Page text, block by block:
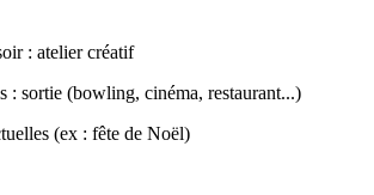
: atelier créatif
: sortie (bowling, cinéma, restaurant...)
(ex : fête de Noël)